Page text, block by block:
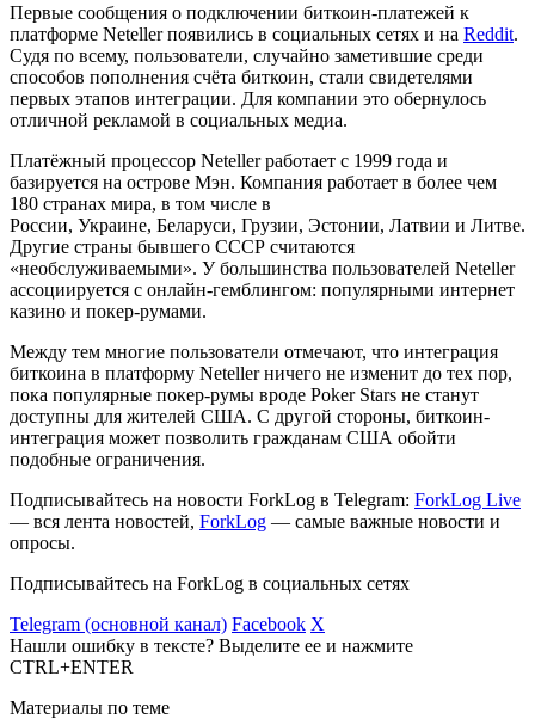
Первые сообщения о подключении биткоин-платежей к
платформе Neteller появились в социальных сетях и на Reddit.
Судя по всему, пользователи, случайно заметившие среди
способов пополнения счёта биткоин, стали свидетелями
первых этапов интеграции. Для компании это обернулось
отличной рекламой в социальных медиа.
Платёжный процессор Neteller работает с 1999 года и
базируется на острове Мэн. Компания работает в более чем
180 странах мира, в том числе в
России, Украине, Беларуси, Грузии, Эстонии, Латвии и Литве.
Другие страны бывшего СССР считаются
«необслуживаемыми». У большинства пользователей Neteller
ассоциируется с онлайн-гемблингом: популярными интернет
казино и покер-румами.
Между тем многие пользователи отмечают, что интеграция
биткоина в платформу Neteller ничего не изменит до тех пор,
пока популярные покер-румы вроде Poker Stars не станут
доступны для жителей США. С другой стороны, биткоин-
интеграция может позволить гражданам США обойти
подобные ограничения.
Подписывайтесь на новости ForkLog в Telegram: ForkLog Live
— вся лента новостей, ForkLog — самые важные новости и
опросы.
Подписывайтесь на ForkLog в социальных сетях
Telegram (основной канал) Facebook X
Нашли ошибку в тексте? Выделите ее и нажмите
CTRL+ENTER
Материалы по теме